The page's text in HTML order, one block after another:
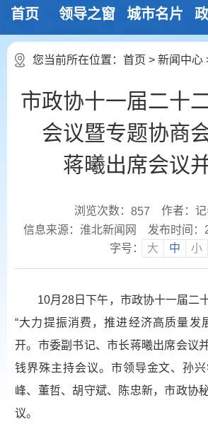
首页 领导之窗 城市名片
您当前所在位置： 首页 > 新闻中心
市政协十一届二十
会议暨专题协商
蒋曦出席会议
浏览次数： 857
作者：
信息来源：淮北新闻网
发布时间：
字号：
大 中 小
10月28日下午，市政协十一届二
“大力提振消费，推进经济高质量发
开。市委副书记、市长蒋曦出席会议
钱界殊主持会议。市领导金文、孙
峰、董哲、胡守斌、陈忠新，市政协
议。